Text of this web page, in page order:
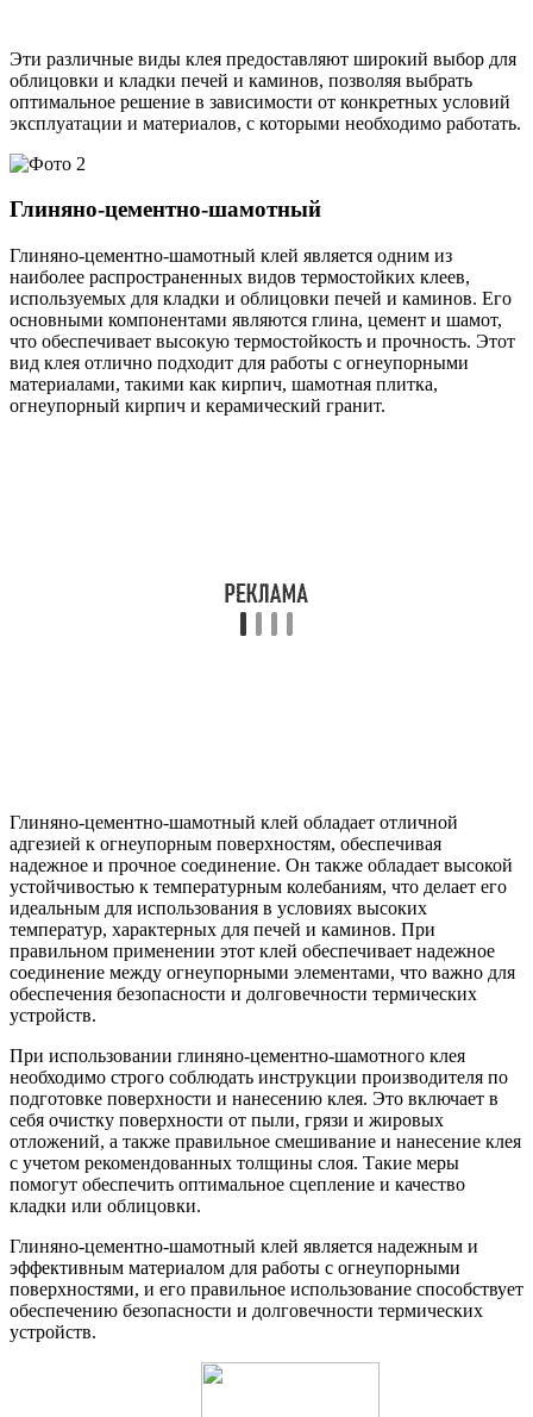
Эти различные виды клея предоставляют широкий выбор для
облицовки и кладки печей и каминов, позволяя выбрать
оптимальное решение в зависимости от конкретных условий
эксплуатации и материалов, с которыми необходимо работать.
Глиняно-цементно-шамотный
Глиняно-цементно-шамотный клей является одним из
наиболее распространенных видов термостойких клеев,
используемых для кладки и облицовки печей и каминов. Его
основными компонентами являются глина, цемент и шамот,
что обеспечивает высокую термостойкость и прочность. Этот
вид клея отлично подходит для работы с огнеупорными
материалами, такими как кирпич, шамотная плитка,
огнеупорный кирпич и керамический гранит.
Глиняно-цементно-шамотный клей обладает отличной
адгезией к огнеупорным поверхностям, обеспечивая
надежное и прочное соединение. Он также обладает высокой
устойчивостью к температурным колебаниям, что делает его
идеальным для использования в условиях высоких
температур, характерных для печей и каминов. При
правильном применении этот клей обеспечивает надежное
соединение между огнеупорными элементами, что важно для
обеспечения безопасности и долговечности термических
устройств.
При использовании глиняно-цементно-шамотного клея
необходимо строго соблюдать инструкции производителя по
подготовке поверхности и нанесению клея. Это включает в
себя очистку поверхности от пыли, грязи и жировых
отложений, а также правильное смешивание и нанесение клея
с учетом рекомендованных толщины слоя. Такие меры
помогут обеспечить оптимальное сцепление и качество
кладки или облицовки.
Глиняно-цементно-шамотный клей является надежным и
эффективным материалом для работы с огнеупорными
поверхностями, и его правильное использование способствует
обеспечению безопасности и долговечности термических
устройств.